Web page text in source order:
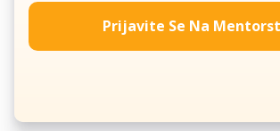
Prijavite Se Na